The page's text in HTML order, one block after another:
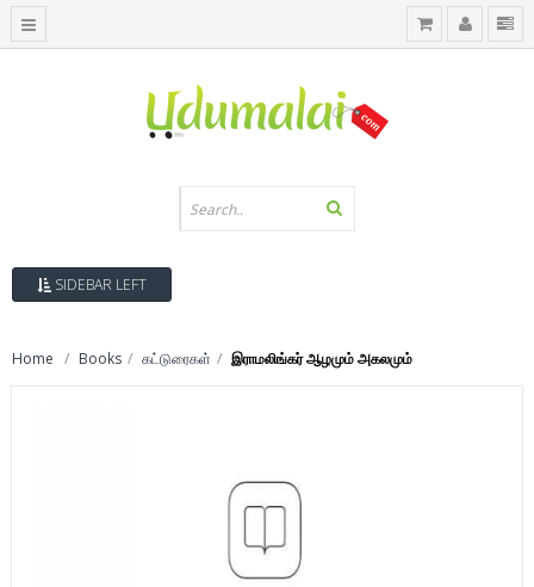
SIDEBAR LEFT
Home Books கட்டுரைகள் இராமலிங்கர் ஆழமும் அகலமும்